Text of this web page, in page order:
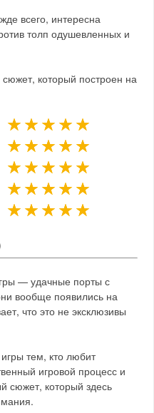
всего, интересна
толп одушевленных и
который построен на
— удачные порты с
вообще появились на
что это не эксклюзивы
тем, кто любит
игровой процесс и
сюжет, который здесь